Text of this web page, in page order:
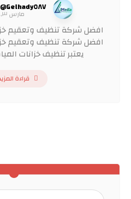
Gelhady٥٨٧@gmail.com
مارس ٣, ٢٠٢٥
افضل شركة تنظيف وتعقيم
افضل شركة تنظيف وتعقيم
يعتبر تنظيف خزانات
قراءة